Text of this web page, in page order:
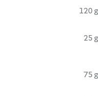
120 g
25 g
75 g